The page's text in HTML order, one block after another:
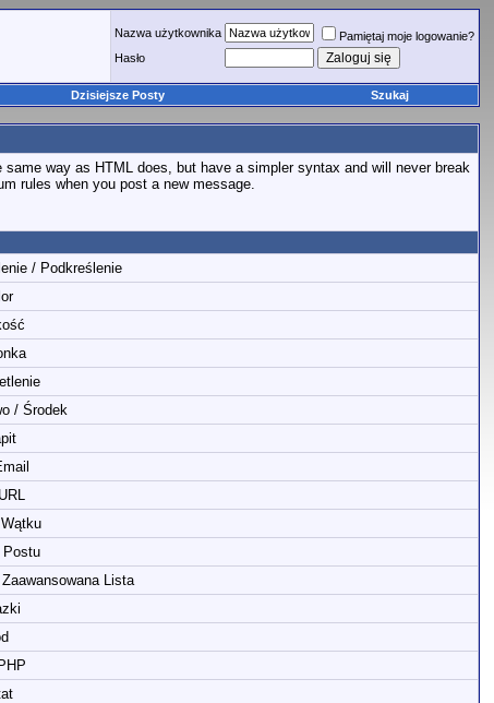
Nazwa użytkownika
Pamiętaj moje logowanie?
Hasło
Dzisiejsze Posty Szukaj
way as HTML does, but have a simpler syntax and will never break
rules when you post a new message.
/ Podkreślenie
/ Środek
Postu
Lista